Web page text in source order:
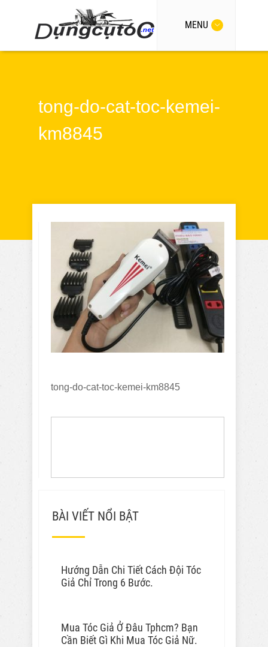
MENU
tong-do-cat-toc-kemei-
km8845
tong-do-cat-toc-kemei-km8845
BÀI VIẾT NỔI BẬT
Hướng Dẫn Chi Tiết Cách Đội Tóc
Giả Chỉ Trong 6 Bước.
Mua Tóc Giả Ở Đâu Tphcm? Bạn
Cần Biết Gì Khi Mua Tóc Giả Nữ.